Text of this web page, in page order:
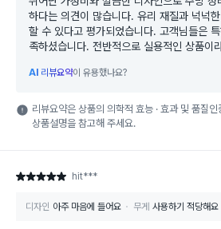
하다는 의견이 많습니다. 유리 재질과 넉넉
할 수 있다고 평가되었습니다. 고객님들은
족하셨습니다. 전반적으로 실용적인 상품이
AI 리뷰요약이 유용했나요?
리뷰요약은 상품의 의학적 효능 · 효과 및 품질
상품설명을 참고해 주세요.
별점 5점 hit***
디자인 아주 마음에 들어요 무게 사용하기 적당해요